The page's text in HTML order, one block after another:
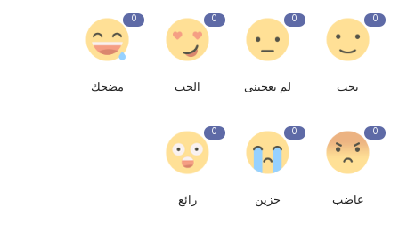
0
يحب
0
لم يعجبنى
0
الحب
0
مضحك
0
غاضب
0
حزين
0
رائع